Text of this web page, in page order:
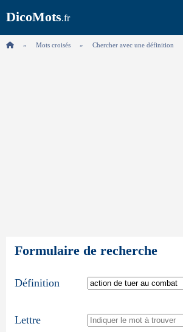
DicoMots.fr
Mots croisés Chercher avec une définition
Formulaire de recherche
Définition
Lettre